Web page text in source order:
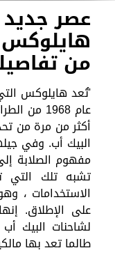
عصر جديد
من
'تُعد هايلوكس
عام 1968
أكثر من مرة من
البيك أب. وفي
مفهوم الصلابة
تشبه تلك التي
الاستخدامات ،
على الإطلاق.
لشاحنات البيك
طالما تعد بها